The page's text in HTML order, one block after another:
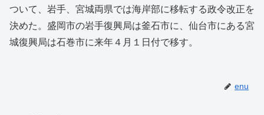
ついて、岩手、宮城両県では海岸部に移転する政令改正を
決めた。盛岡市の岩手復興局は釜石市に、仙台市にある宮
城復興局は石巻市に来年４月１日付で移す。
enu